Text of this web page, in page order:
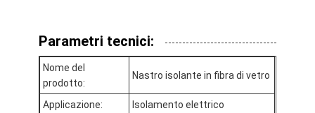
Nastro adesivo dell'isolamento
Nastro dell'isolamento del panno di vetro
Parametri tecnici:
Nome del
prodotto:
Nastro isolante in fibra di vetro
Applicazione:
Isolamento elettrico